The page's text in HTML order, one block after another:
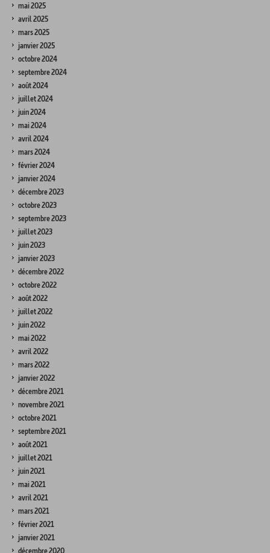
mai 2025
avril 2025
mars 2025
janvier 2025
octobre 2024
septembre 2024
août 2024
juillet 2024
juin 2024
mai 2024
avril 2024
mars 2024
février 2024
janvier 2024
décembre 2023
octobre 2023
septembre 2023
juillet 2023
juin 2023
janvier 2023
décembre 2022
octobre 2022
août 2022
juillet 2022
juin 2022
mai 2022
avril 2022
mars 2022
janvier 2022
décembre 2021
novembre 2021
octobre 2021
septembre 2021
août 2021
juillet 2021
juin 2021
mai 2021
avril 2021
mars 2021
février 2021
janvier 2021